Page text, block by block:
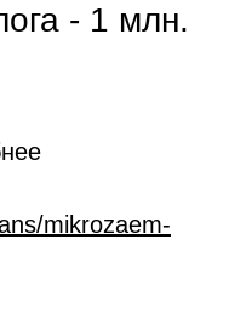
- 1 млн.
mikrozaem-